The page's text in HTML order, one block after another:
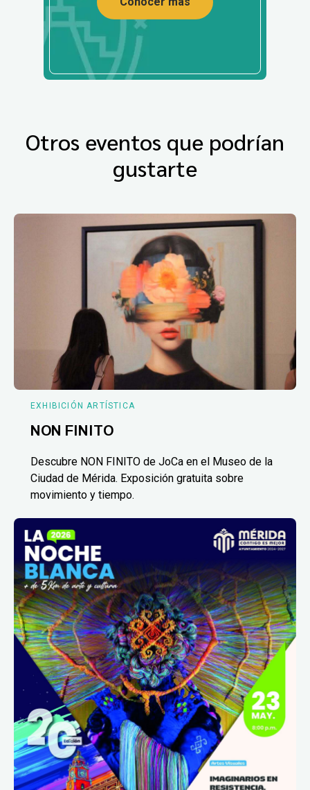
Otros eventos que podrían
gustarte
EXHIBICIÓN ARTÍSTICA
NON FINITO
Descubre NON FINITO de JoCa en el Museo de la
Ciudad de Mérida. Exposición gratuita sobre
movimiento y tiempo.